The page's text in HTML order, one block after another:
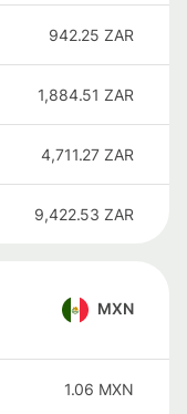
942.25 ZAR
1,884.51 ZAR
4,711.27 ZAR
9,422.53 ZAR
MXN
1.06 MXN